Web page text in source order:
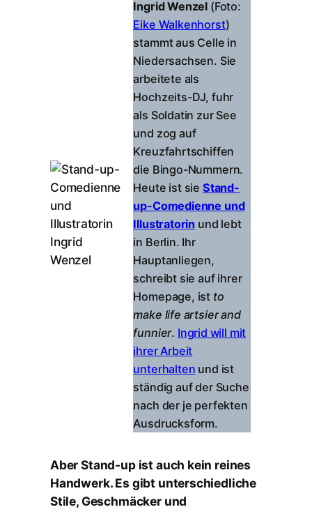
Ingrid Wenzel (Foto:
Eike Walkenhorst)
stammt aus Celle in
Niedersachsen. Sie
arbeitete als
Hochzeits-DJ, fuhr
als Soldatin zur See
und zog auf
Kreuzfahrtschiffen
die Bingo-Nummern.
Heute ist sie Stand-
up-Comedienne und
Illustratorin und lebt
in Berlin. Ihr
Hauptanliegen,
schreibt sie auf ihrer
Homepage, ist to
make life artsier and
funnier. Ingrid will mit
ihrer Arbeit
unterhalten und ist
ständig auf der Suche
nach der je perfekten
Ausdrucksform.
Aber Stand-up ist auch kein reines
Handwerk. Es gibt unterschiedliche
Stile, Geschmäcker und